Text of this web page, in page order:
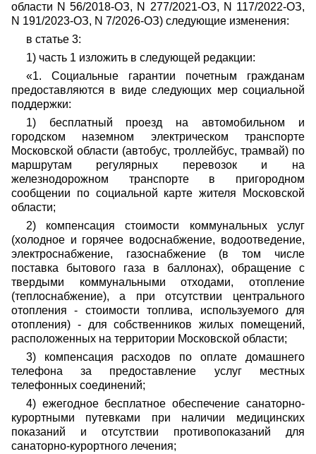
области N 56/2018-ОЗ, N 277/2021-ОЗ, N 117/2022-ОЗ,
N 191/2023-ОЗ, N 7/2026-ОЗ) следующие изменения:
в статье 3:
1) часть 1 изложить в следующей редакции:
«1. Социальные гарантии почетным гражданам
предоставляются в виде следующих мер социальной
поддержки:
1) бесплатный проезд на автомобильном и
городском наземном электрическом транспорте
Московской области (автобус, троллейбус, трамвай) по
маршрутам регулярных перевозок и на
железнодорожном транспорте в пригородном
сообщении по социальной карте жителя Московской
области;
2) компенсация стоимости коммунальных услуг
(холодное и горячее водоснабжение, водоотведение,
электроснабжение, газоснабжение (в том числе
поставка бытового газа в баллонах), обращение с
твердыми коммунальными отходами, отопление
(теплоснабжение), а при отсутствии центрального
отопления - стоимости топлива, используемого для
отопления) - для собственников жилых помещений,
расположенных на территории Московской области;
3) компенсация расходов по оплате домашнего
телефона за предоставление услуг местных
телефонных соединений;
4) ежегодное бесплатное обеспечение санаторно-
курортными путевками при наличии медицинских
показаний и отсутствии противопоказаний для
санаторно-курортного лечения;